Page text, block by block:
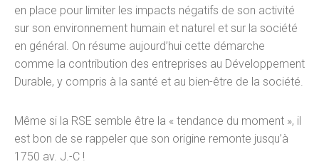
en place pour limiter les impacts négatifs de son activité
sur son environnement humain et naturel et sur la société
en général. On résume aujourd’hui cette démarche
comme la contribution des entreprises au Développement
Durable, y compris à la santé et au bien-être de la société.
Même si la RSE semble être la « tendance du moment », il
est bon de se rappeler que son origine remonte jusqu’à
1750 av. J.-C !